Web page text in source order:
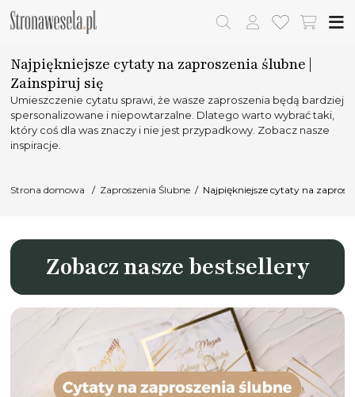
Najpiękniejsze cytaty na zaproszenia ślubne |
Zainspiruj się
Umieszczenie cytatu sprawi, że wasze zaproszenia będą bardziej
spersonalizowane i niepowtarzalne. Dlatego warto wybrać taki,
który coś dla was znaczy i nie jest przypadkowy. Zobacz nasze
inspiracje.
Strona domowa Zaproszenia Ślubne Najpiękniejsze cytaty na
Zobacz nasze bestsellery